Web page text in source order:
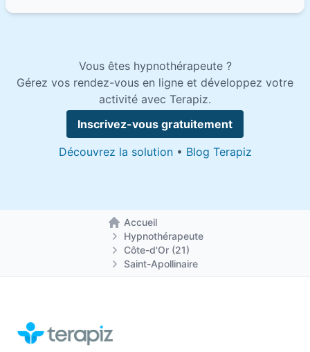
Vous êtes hypnothérapeute ?
Gérez vos rendez-vous en ligne et développez votre
activité avec Terapiz.
Inscrivez-vous gratuitement
Découvrez la solution• Blog Terapiz
Accueil
Retour à la page d'accueil
Hypnothérapeute
Côte-d'Or (21)
Saint-Apollinaire